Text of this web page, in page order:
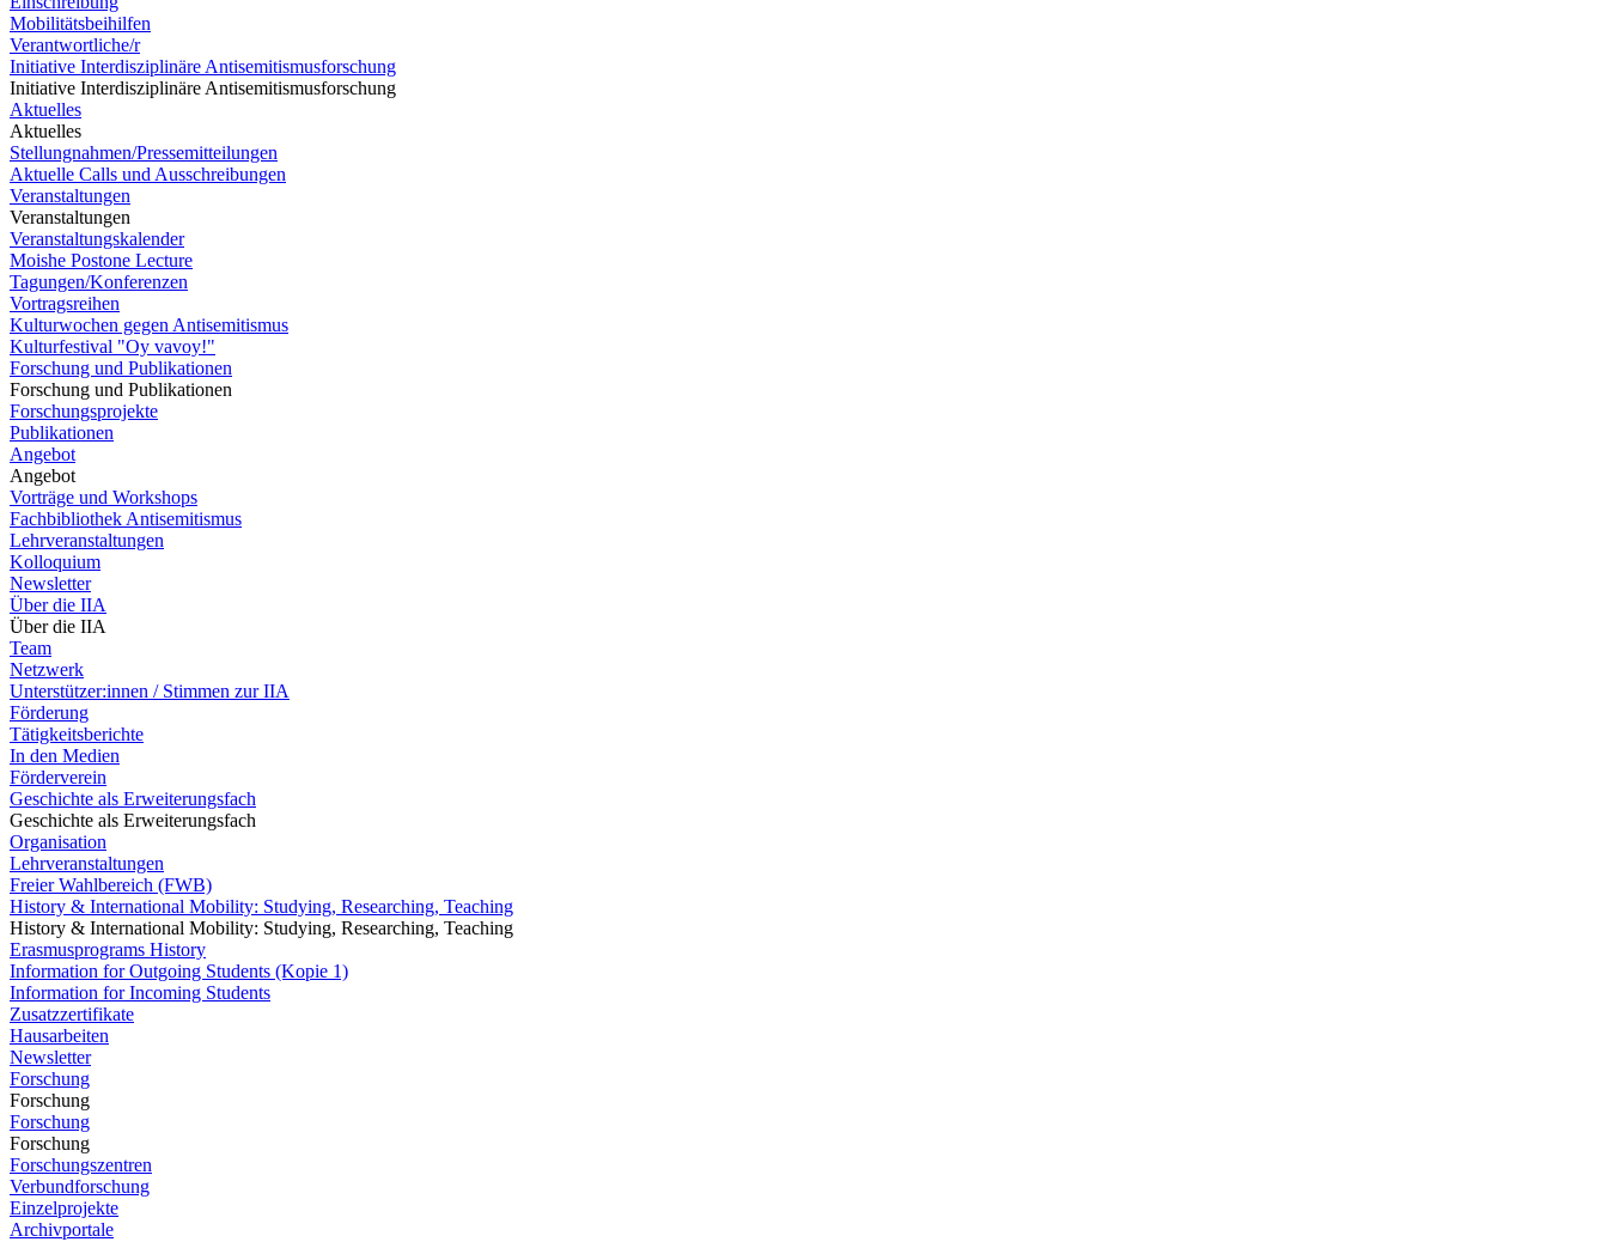
Mobilitätsbeihilfen
Verantwortliche/r
Initiative Interdisziplinäre Antisemitismusforschung
Initiative Interdisziplinäre Antisemitismusforschung
Aktuelles
Aktuelles
Stellungnahmen/Pressemitteilungen
Aktuelle Calls und Ausschreibungen
Veranstaltungen
Veranstaltungen
Veranstaltungskalender
Moishe Postone Lecture
Tagungen/Konferenzen
Vortragsreihen
Kulturwochen gegen Antisemitismus
Kulturfestival "Oy vavoy!"
Forschung und Publikationen
Forschung und Publikationen
Forschungsprojekte
Publikationen
Angebot
Angebot
Vorträge und Workshops
Fachbibliothek Antisemitismus
Lehrveranstaltungen
Kolloquium
Newsletter
Über die IIA
Über die IIA
Team
Netzwerk
Unterstützer:innen / Stimmen zur IIA
Förderung
Tätigkeitsberichte
In den Medien
Förderverein
Geschichte als Erweiterungsfach
Geschichte als Erweiterungsfach
Organisation
Lehrveranstaltungen
Freier Wahlbereich (FWB)
History & International Mobility: Studying, Researching, Teaching
History & International Mobility: Studying, Researching, Teaching
Erasmusprograms History
Information for Outgoing Students (Kopie 1)
Information for Incoming Students
Zusatzzertifikate
Hausarbeiten
Newsletter
Forschung
Forschung
Forschung
Forschung
Forschungszentren
Verbundforschung
Einzelprojekte
Archivportale